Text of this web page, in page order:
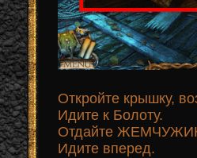
Откройте крышку,
Идите к Болоту.
Отдайте
Идите вперед.